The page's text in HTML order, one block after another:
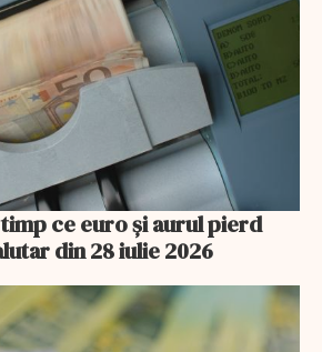
ce euro și aurul pierd
din 28 iulie 2026